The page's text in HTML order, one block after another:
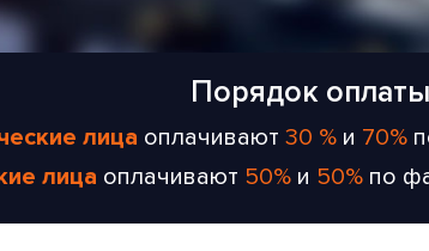
Порядок оплаты
лица оплачивают 30 %и 70%
лица оплачивают 50%и 50%по